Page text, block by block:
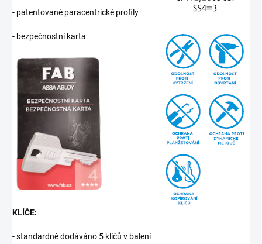
- patentované paracentrické profily
- bezpečnostní karta
KLÍČE:
- standardně dodáváno 5 klíčů v balení